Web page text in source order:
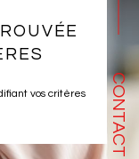
CONTACT
vos critères